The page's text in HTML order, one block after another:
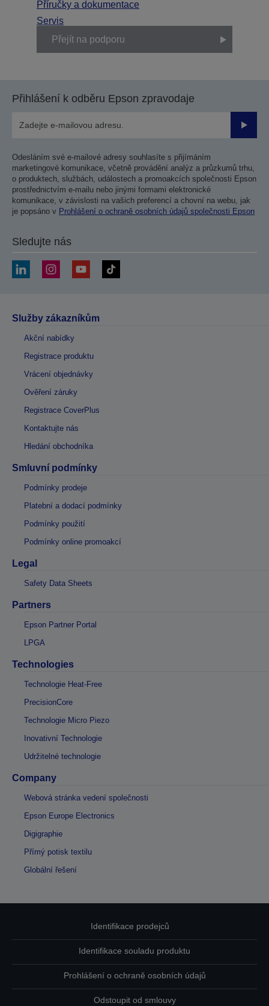
Příručky a dokumentace
Servis
Přejít na podporu
Přihlášení k odběru Epson zpravodaje
Odesláním své e-mailové adresy souhlasíte s přijímáním
marketingové komunikace, včetně provádění analýz a průzkumů trhu,
o produktech, službách, událostech a promoakcích společnosti Epson
prostřednictvím e-mailu nebo jinými formami elektronické
komunikace, v závislosti na vašich preferencí a chovní na webu, jak
je popsáno v Prohlášení o ochraně osobních údajů společnosti Epson
Sledujte nás
Služby zákazníkům
Akční nabídky
Registrace produktu
Vrácení objednávky
Ověření záruky
Registrace CoverPlus
Kontaktujte nás
Hledání obchodníka
Smluvní podmínky
Podmínky prodeje
Platební a dodací podmínky
Podmínky použití
Podmínky online promoakcí
Legal
Safety Data Sheets
Partners
Epson Partner Portal
LPGA
Technologies
Technologie Heat-Free
PrecisionCore
Technologie Micro Piezo
Inovativní Technologie
Udržitelné technologie
Company
Webová stránka vedení společnosti
Epson Europe Electronics
Digigraphie
Přímý potisk textilu
Globální řešení
Identifikace prodejců
Identifikace souladu produktu
Prohlášení o ochraně osobních údajů
Odstoupit od smlouvy